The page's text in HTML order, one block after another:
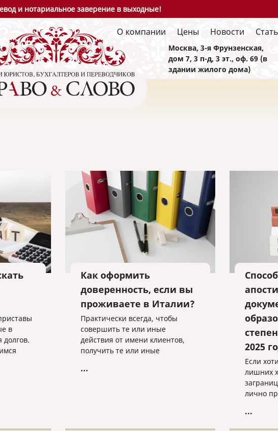
и нотариальное заверение в выходные!
О компании Цены Новости
Москва, 3-я Фрунзенская,
дом 7, 3 п-д, 3 эт., оф. 69 (в
здании жилого дома)
в
долгов.
Как оформить
доверенность, если вы
проживаете в Италии?
Практически всегда, чтобы
совершить те или иные
действия от имени клиентов,
получить те или иные
нотариальная доверенность.
...
2025
Если
лишних
лично
...